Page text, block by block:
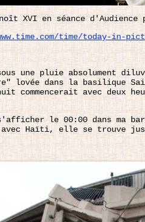
XVI en séance d'Audience
time/today-in-
une pluie absolument
lovée dans la basilique
avec deux
le 00:00 dans ma
avec Haïti, elle se trouve